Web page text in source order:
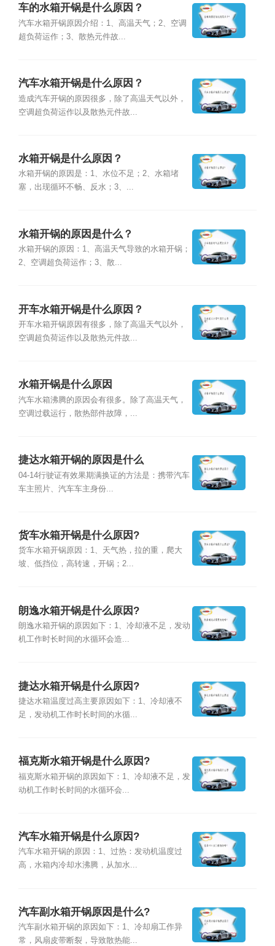
车的水箱开锅是什么原因？
汽车水箱开锅原因介绍：1、高温天气；2、空调
超负荷运作；3、散热元件故...
汽车水箱开锅是什么原因？
造成汽车开锅的原因很多，除了高温天气以外，
空调超负荷运作以及散热元件故...
水箱开锅是什么原因？
水箱开锅的原因是：1、水位不足；2、水箱堵
塞，出现循环不畅、反水；3、...
水箱开锅的原因是什么？
水箱开锅的原因：1、高温天气导致的水箱开锅；
2、空调超负荷运作；3、散...
开车水箱开锅是什么原因？
开车水箱开锅原因有很多，除了高温天气以外，
空调超负荷运作以及散热元件故...
水箱开锅是什么原因
汽车水箱沸腾的原因会有很多。除了高温天气，
空调过载运行，散热部件故障，...
捷达水箱开锅的原因是什么
04-14行驶证有效果期满换证的方法是：携带汽车
车主照片、汽车车主身份...
货车水箱开锅是什么原因?
货车水箱开锅原因：1、天气热，拉的重，爬大
坡、低挡位，高转速，开锅；2...
朗逸水箱开锅是什么原因?
朗逸水箱开锅的原因如下：1、冷却液不足，发动
机工作时长时间的水循环会造...
捷达水箱开锅是什么原因?
捷达水箱温度过高主要原因如下：1、冷却液不
足，发动机工作时长时间的水循...
福克斯水箱开锅是什么原因?
福克斯水箱开锅的原因如下：1、冷却液不足，发
动机工作时长时间的水循环会...
汽车水箱开锅是什么原因?
汽车水箱开锅的原因：1、过热：发动机温度过
高，水箱内冷却水沸腾，从加水...
汽车副水箱开锅原因是什么?
汽车副水箱开锅的原因如下：1、冷却扇工作异
常，风扇皮带断裂，导致散热能...